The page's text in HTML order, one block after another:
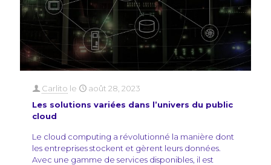
Carlito le
août 28, 2023
Les solutions variées dans l’univers du public
cloud
Le cloud computing a révolutionné la manière dont
les entreprises stockent et gèrent leurs données.
Avec une gamme de services disponibles, il est